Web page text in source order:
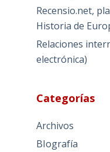
Recensio.net,
Historia de
Relaciones
electrónica)
Categorías
Archivos
BIografía